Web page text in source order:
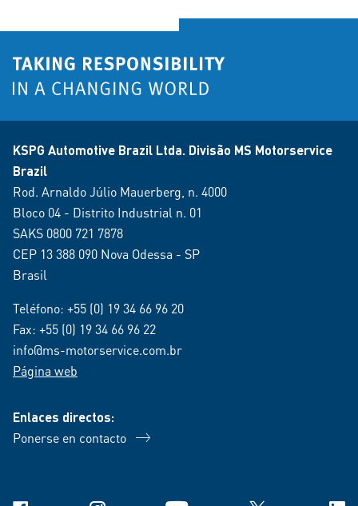
KSPG Automotive Brazil Ltda. Divisão MS Motorservice
Brazil
Rod. Arnaldo Júlio Mauerberg, n. 4000
Bloco 04 - Distrito Industrial n. 01
SAKS 0800 721 7878
CEP 13 388 090 Nova Odessa - SP
Brasil
Teléfono: +55 (0) 19 34 66 96 20
Fax: +55 (0) 19 34 66 96 22
info@ms-motorservice.com.br
Página web
Enlaces directos:
Ponerse en contacto